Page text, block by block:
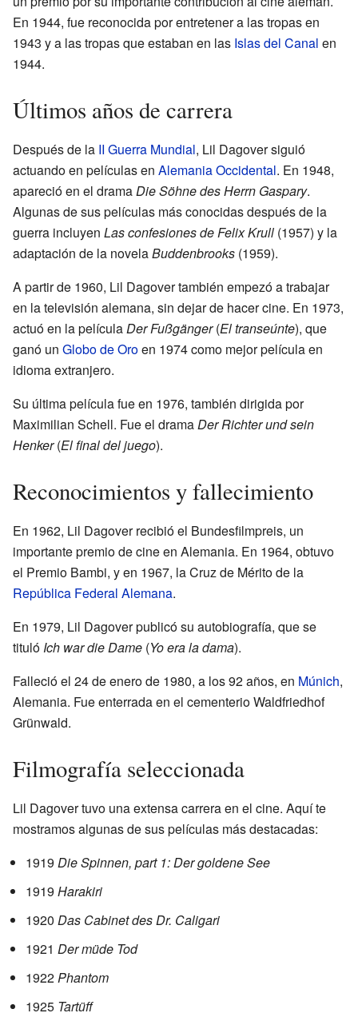
En 1944, fue reconocida por entretener a las tropas en
1943 y a las tropas que estaban en las Islas del Canal en
1944.
Últimos años de carrera
Después de la II Guerra Mundial, Lil Dagover siguió
actuando en películas en Alemania Occidental. En 1948,
apareció en el dramaDie Söhne des Herrn Gaspary.
Algunas de sus películas más conocidas después de la
guerra incluyen Las confesiones de Felix Krull (1957) y la
adaptación de la novelaBuddenbrooks (1959).
A partir de 1960, Lil Dagover también empezó a trabajar
en la televisión alemana, sin dejar de hacer cine. En 1973,
actuó en la películaDer Fußgänger(El transeúnte), que
ganó un Globo de Oroen 1974 como mejor película en
idioma extranjero.
Su última película fue en 1976, también dirigida por
Maximilian Schell. Fue el dramaDer Richter und sein
Henker(El final del juego).
Reconocimientos y fallecimiento
En 1962, Lil Dagover recibió el Bundesfilmpreis, un
importante premio de cine en Alemania. En 1964, obtuvo
el Premio Bambi, y en 1967, la Cruz de Mérito de la
República Federal Alemana.
En 1979, Lil Dagover publicó su autobiografía, que se
tituló Ich war die Dame (Yo era la dama).
Falleció el 24 de enero de 1980, a los 92 años, en Múnich,
Alemania. Fue enterrada en el cementerio Waldfriedhof
Grünwald.
Filmografía seleccionada
Lil Dagover tuvo una extensa carrera en el cine. Aquí te
mostramos algunas de sus películas más destacadas:
1919 Die Spinnen, part 1: Der goldene See
1919 Harakiri
1920 Das Cabinet des Dr. Caligari
1921 Der müde Tod
1922Phantom
1925 Tartüff